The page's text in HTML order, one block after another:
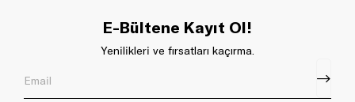
E-Bültene Kayıt Ol!
Yenilikleri ve fırsatları kaçırma.